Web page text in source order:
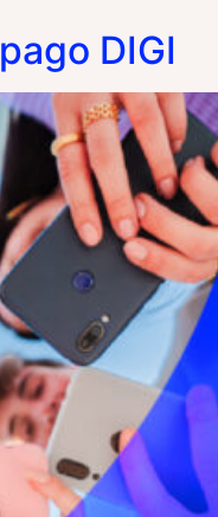
DIGI